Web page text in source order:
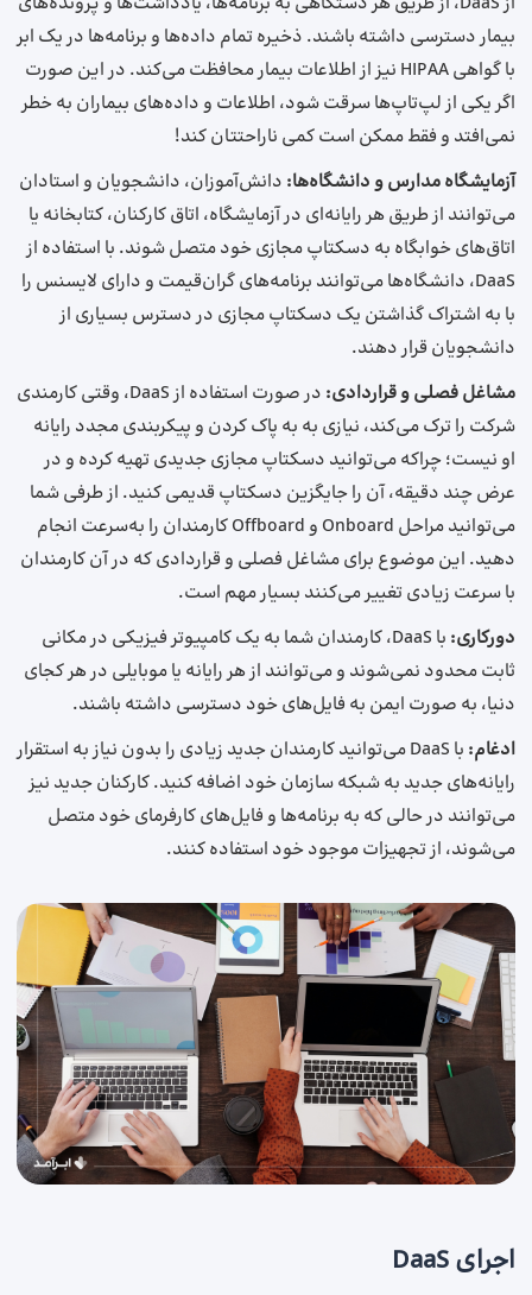
بیمار دسترسی داشته باشند. ذخیره تمام داده‌ها و برنامه‌ها در یک ابر
با گواهی HIPAA نیز از اطلاعات بیمار محافظت می‌کند. در این صورت
اگر یکی از لپ‌تاپ‌ها سرقت شود، اطلاعات و داده‌های بیماران به خطر
نمی‌افتد و فقط ممکن است کمی ناراحتتان کند!
آزمایشگاه‌ مدارس و دانشگاه‌ها: دانش‌آموزان، دانشجویان و استادان
می‌توانند از طریق هر رایانه‌ای در آزمایشگاه، اتاق کارکنان، کتابخانه یا
اتاق‌های خوابگاه به دسکتاپ مجازی خود متصل شوند. با استفاده از
DaaS، دانشگاه‌ها می‌توانند برنامه‌های گران‌قیمت و دارای لایسنس را
با به اشتراک گذاشتن یک دسکتاپ مجازی در دسترس بسیاری از
دانشجویان قرار دهند.
مشاغل فصلی و قراردادی:
در صورت استفاده از DaaS، وقتی کارمندی
شرکت را ترک می‌کند، نیازی به به پاک کردن و پیکربندی مجدد رایانه
او نیست؛ چراکه می‌توانید دسکتاپ مجازی جدیدی تهیه کرده و در
عرض چند دقیقه، آن را جایگزین دسکتاپ قدیمی کنید. از طرفی شما
می‌توانید مراحل Onboard و Offboard کارمندان را به‌سرعت انجام
دهید. این موضوع برای مشاغل فصلی و قراردادی که در آن‌ کارمندان
با سرعت زیادی تغییر می‌کنند بسیار مهم است.
دورکاری:
با DaaS، کارمندان شما به یک کامپیوتر فیزیکی در مکانی
ثابت محدود نمی‌شوند و می‌توانند از هر رایانه یا موبایلی در هر کجای
دنیا، به صورت ایمن به فایل‌های خود دسترسی داشته باشند.
ادغام:
با DaaS می‌توانید کارمندان جدید زیادی را بدون نیاز به استقرار
رایانه‌های جدید به شبکه سازمان خود اضافه کنید. کارکنان جدید نیز
می‌توانند در حالی که به برنامه‌ها و فایل‌های کارفرمای خود متصل
می‌شوند، از تجهیزات موجود خود استفاده کنند.
اجرای DaaS